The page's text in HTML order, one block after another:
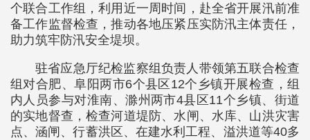
个联合工作组，利用近一周时间，赴全省开展汛前准
备工作监督检查，推动各地压紧压实防汛主体责任，
助力筑牢防汛安全堤坝。
驻省应急厅纪检监察组负责人带领第五联合检查
组对合肥、阜阳两市6个县区12个乡镇开展检查，组
内人员参与对淮南、滁州两市4县区11个乡镇、街道
的实地督查，检查河道堤防、水闸、水库、山洪灾害
点、涵闸、行蓄洪区、在建水利工程、溢洪道等40多